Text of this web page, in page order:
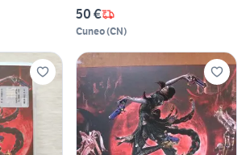
50 €
Cuneo(CN)